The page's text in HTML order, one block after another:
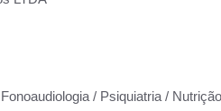
/ Psiquiatria /